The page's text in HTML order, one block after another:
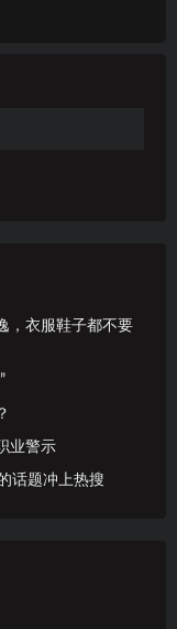
，衣服鞋子都不要
业警示
话题冲上热搜